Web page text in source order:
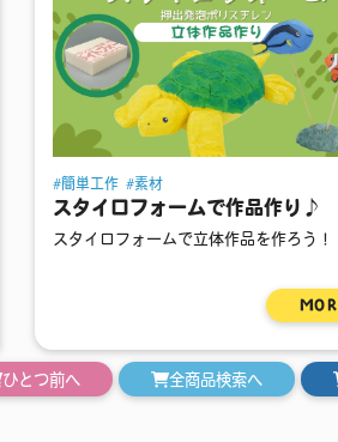
簡単工作 素材
スタイロフォームで作品作り♪
スタイロフォームで立体作品を作ろう
ひとつ前へ 全商品検索へ